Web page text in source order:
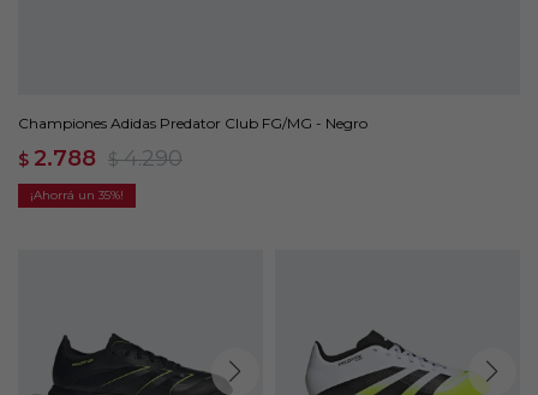
Championes Adidas Predator Club FG/MG - Negro
$ 2.788 $ 4.290
35